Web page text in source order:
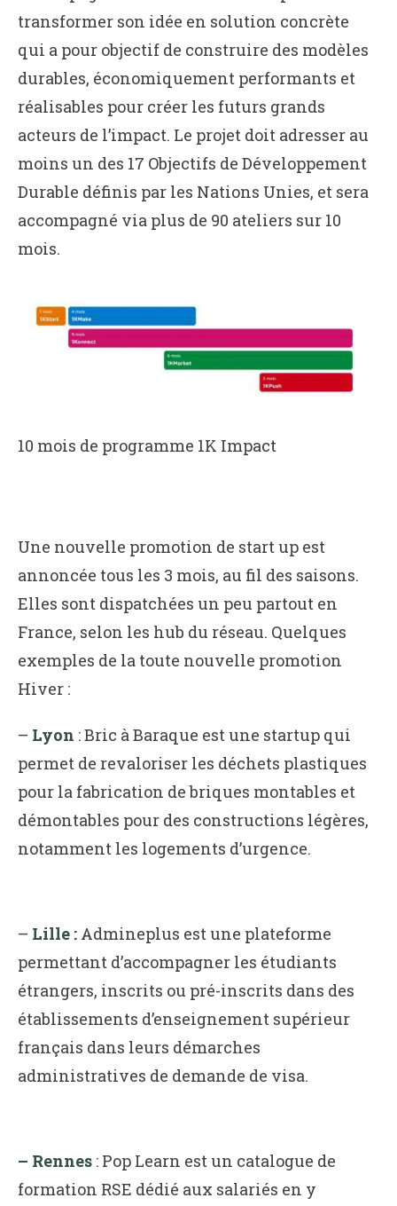
transformer son idée en solution concrète
qui a pour objectif de construire des modèles
durables, économiquement performants et
réalisables pour créer les futurs grands
acteurs de l’impact. Le projet doit adresser au
moins un des 17 Objectifs de Développement
Durable définis par les Nations Unies, et sera
accompagné via plus de 90 ateliers sur 10
mois.
10 mois de programme 1K Impact
Une nouvelle promotion de start up est
annoncée tous les 3 mois, au fil des saisons.
Elles sont dispatchées un peu partout en
France, selon les hub du réseau. Quelques
exemples de la toute nouvelle promotion
Hiver :
– Lyon : Bric à Baraque est une startup qui
permet de revaloriser les déchets plastiques
pour la fabrication de briques montables et
démontables pour des constructions légères,
notamment les logements d’urgence.
– Lille : Admineplus est une plateforme
permettant d’accompagner les étudiants
étrangers, inscrits ou pré-inscrits dans des
établissements d’enseignement supérieur
français dans leurs démarches
administratives de demande de visa.
– Rennes : Pop Learn est un catalogue de
formation RSE dédié aux salariés en y